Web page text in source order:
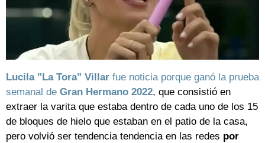
Lucila "La Tora" Villar fue noticia porque ganó la prueba
semanal de Gran Hermano 2022, que consistió en
extraer la varita que estaba dentro de cada uno de los 15
de bloques de hielo que estaban en el patio de la casa,
pero volvió ser tendencia tendencia en las redes por